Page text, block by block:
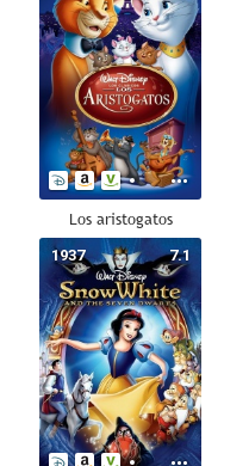
Los aristogatos
7.1
1937